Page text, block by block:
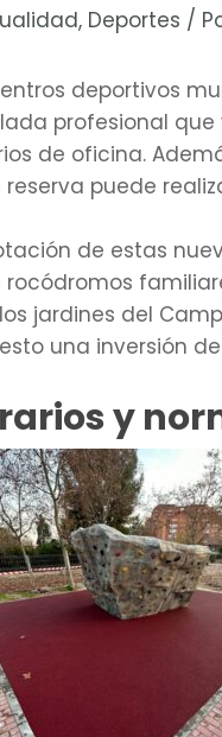
, Deportes /
deportivos
profesional
de oficina.
reserva puede
de estas
rocódromos
jardines del
una inversión
y